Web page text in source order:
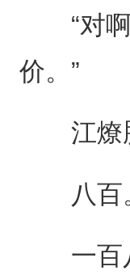
“对啊
价。”
江燎脑
八百
一百